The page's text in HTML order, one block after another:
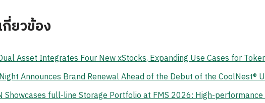
ยวข้อง
Asset Integrates Four New xStocks, Expanding Use Cases for
Announces Brand Renewal Ahead of the Debut of the CoolNest®
Showcases full-line Storage Portfolio at FMS 2026: High-